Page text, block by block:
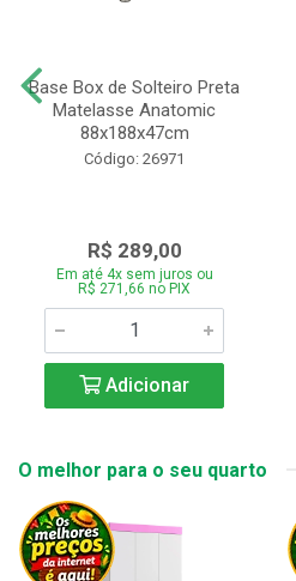
Base Box de Solteiro Preta
Matelasse Anatomic
88x188x47cm
Código: 26971
R$ 289,00
Em até 4x sem juros ou
R$ 271,66 no PIX
Adicionar
O melhor para o seu quarto